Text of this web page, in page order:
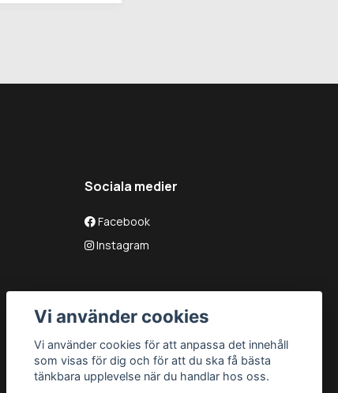
Sociala medier
Facebook
Instagram
Vi använder cookies
Vi använder cookies för att anpassa det innehåll
som visas för dig och för att du ska få bästa
tänkbara upplevelse när du handlar hos oss.